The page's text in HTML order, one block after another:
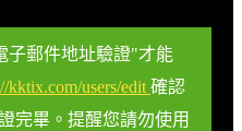
郵件地址驗證"才能
kktix.com/users/edit 確認
完畢。提醒您請勿使用